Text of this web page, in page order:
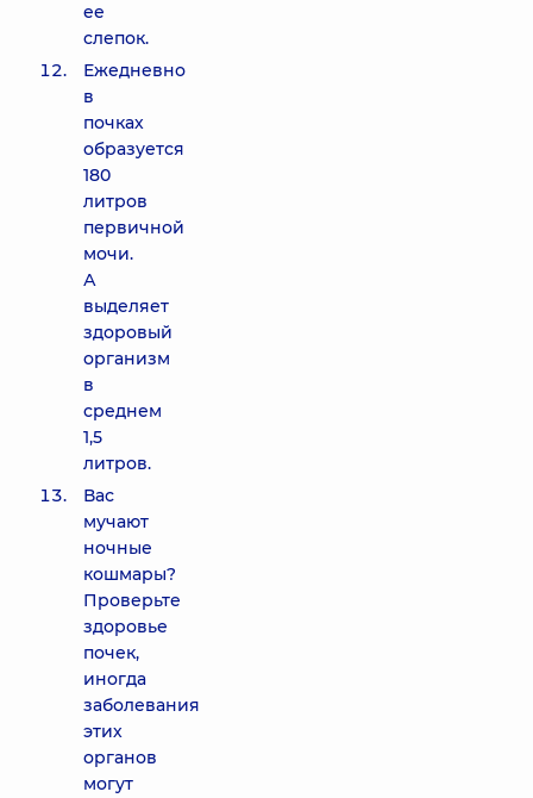
ее
слепок.
Ежедневно
в
почках
образуется
180
литров
первичной
мочи.
А
выделяет
здоровый
организм
в
среднем
1,5
литров.
Вас
мучают
ночные
кошмары?
Проверьте
здоровье
почек,
иногда
заболевания
этих
органов
могут